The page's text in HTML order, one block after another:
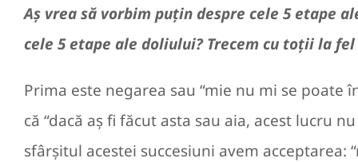
Aș vrea să vorbim puțin despre cele 5 etape
cele 5 etape ale doliului? Trecem cu toții la
Prima este negarea sau “mie nu mi se
că “dacă aș fi făcut asta sau aia, acest lucru
sfârșitul acestei succesiuni avem